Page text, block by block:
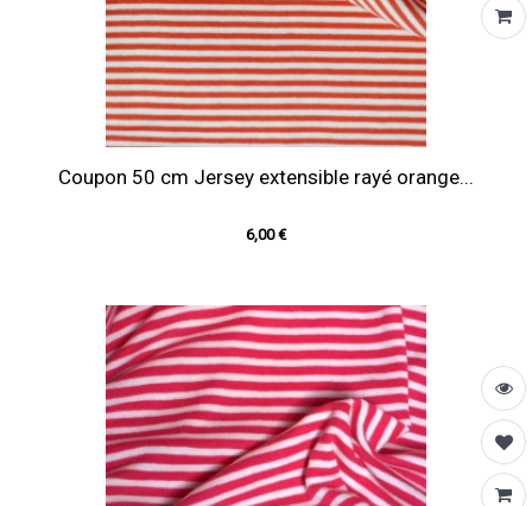
Coupon 50 cm Jersey extensible rayé orange...
6,00 €